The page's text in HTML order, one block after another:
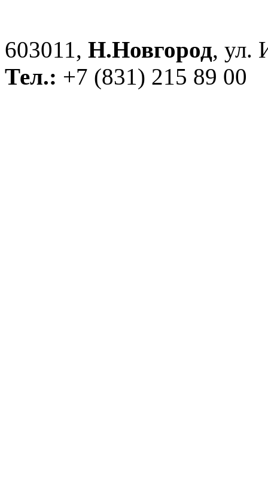
603011, Н.Новгород, ул.
Тел.: +7 (831) 215 89 00